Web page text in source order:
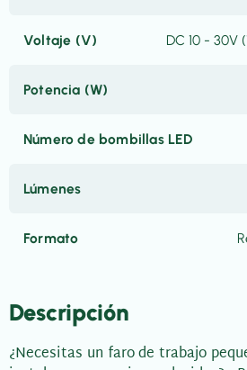
Voltaje (V) DC 10 - 30V
Potencia (W)
Número de bombillas LED
Lúmenes
Formato
Descripción
¿Necesitas un faro de trabajo